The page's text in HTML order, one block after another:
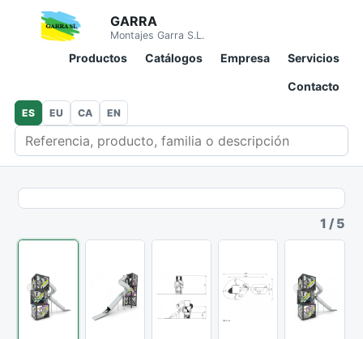
GARRA
Montajes Garra S.L.
Productos Catálogos Empresa Servicios
Contacto
Buscar en catálogo
ES EU CA EN
1 / 5